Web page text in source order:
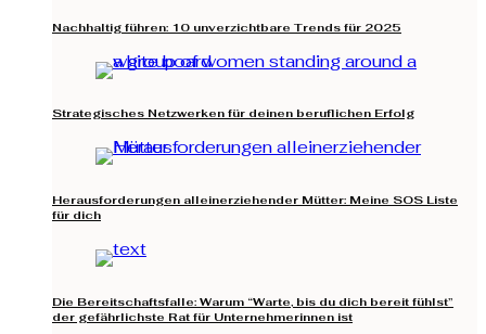
Nachhaltig führen: 10 unverzichtbare Trends für 2025
Strategisches Netzwerken für deinen beruflichen Erfolg
Herausforderungen alleinerziehender Mütter: Meine SOS Liste
für dich
Die Bereitschaftsfalle: Warum “Warte, bis du dich bereit fühlst”
der gefährlichste Rat für Unternehmerinnen ist